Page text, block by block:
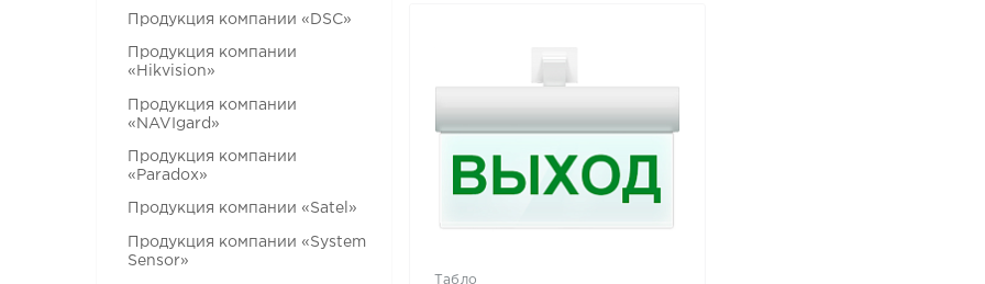
Продукция компании «DSC»
Продукция компании
«Hikvision»
Продукция компании
«NAVIgard»
Продукция компании
«Paradox»
Продукция компании «Satel»
Продукция компании «System
Sensor»
Табло